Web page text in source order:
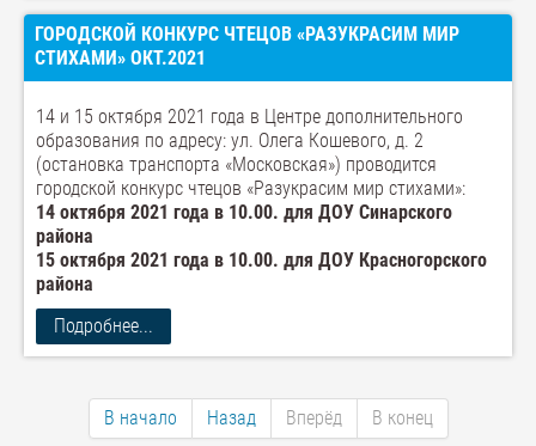
ГОРОДСКОЙ КОНКУРС ЧТЕЦОВ «РАЗУКРАСИМ МИР
СТИХАМИ» ОКТ.2021
14 и 15 октября 2021 года в Центре дополнительного
образования по адресу: ул. Олега Кошевого, д. 2
(остановка транспорта «Московская») проводится
городской конкурс чтецов «Разукрасим мир стихами»:
14 октября 2021 года в 10.00. для ДОУ Синарского
района
15 октября 2021 года в 10.00. для ДОУ Красногорского
района
Подробнее...
В начало Назад Вперёд В конец